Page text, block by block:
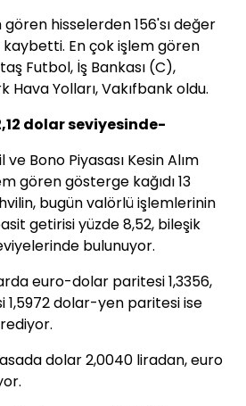
hisselerden 156'sı değer
kaybetti. En çok işlem gören
Futbol, İş Bankası (C),
Hava Yolları, Vakıfbank oldu.
dolar seviyesinde-
Bono Piyasası Kesin Alım
gören gösterge kağıdı 13
bugün valörlü işlemlerinin
getirisi yüzde 8,52, bileşik
bulunuyor.
euro-dolar paritesi 1,3356,
dolar-yen paritesi ise
dolar 2,0040 liradan, euro